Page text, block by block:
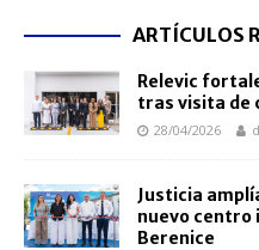
ARTÍCULOS
Relevic
tras visita de
28/04/2026
Justicia
nuevo centro
Berenice